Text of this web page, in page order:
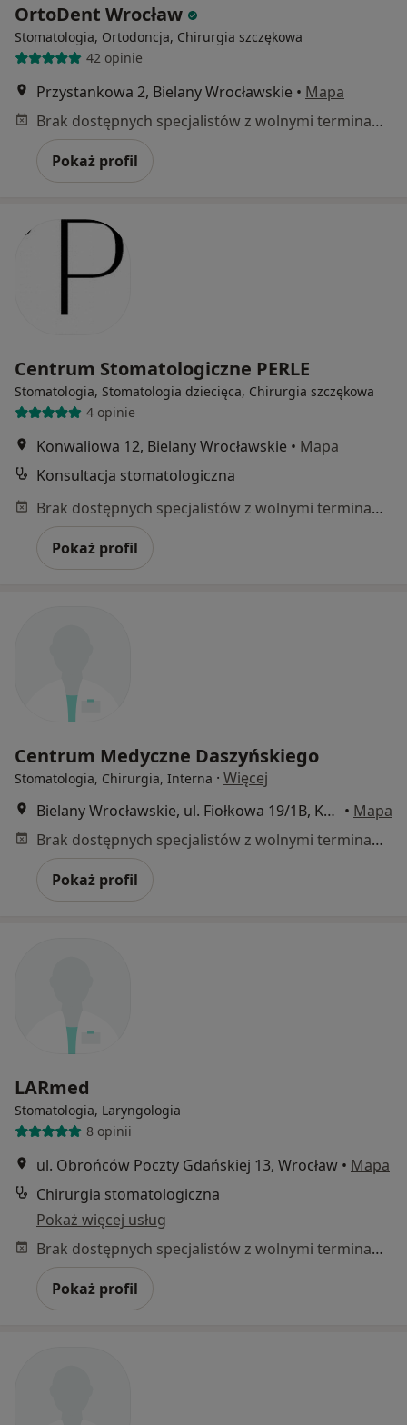
OrtoDent Wrocław
Stomatologia, Ortodoncja, Chirurgia szczękowa
42 opinie
Przystankowa 2, Bielany Wrocławskie • Mapa
Brak dostępnych specjalistów z wolnymi terminami w tym centrum medycznym.
Pokaż profil
Centrum Stomatologiczne PERLE
Stomatologia, Stomatologia dziecięca, Chirurgia szczękowa
4 opinie
Konwaliowa 12, Bielany Wrocławskie • Mapa
Konsultacja stomatologiczna
Brak dostępnych specjalistów z wolnymi terminami w tym centrum medycznym.
Pokaż profil
Centrum Medyczne Daszyńskiego
Stomatologia, Chirurgia, Interna · Więcej
Bielany Wrocławskie, ul. Fiołkowa 19/1B, Kobierzyce • Mapa
Brak dostępnych specjalistów z wolnymi terminami w tym centrum medycznym.
Pokaż profil
LARmed
Stomatologia, Laryngologia
8 opinii
ul. Obrońców Poczty Gdańskiej 13, Wrocław • Mapa
Chirurgia stomatologiczna
Pokaż więcej usług
Brak dostępnych specjalistów z wolnymi terminami w tym centrum medycznym.
Pokaż profil